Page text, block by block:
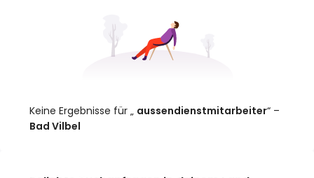
Keine Ergebnisse für „ aussendienstmitarbeiter“ –
Bad Vilbel